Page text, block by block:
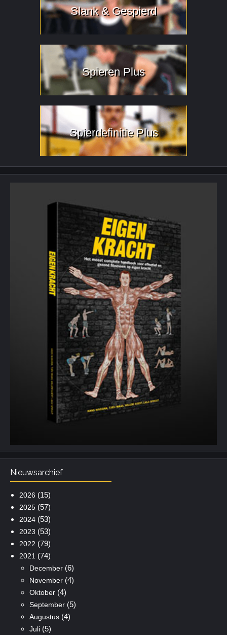
Slank & Gespierd
Spieren Plus
Spierdefinitie Plus
Nieuwsarchief
2026 (15)
2025(57)
2024(53)
2023 (53)
2022 (79)
2021 (74)
December(6)
November(4)
Oktober(4)
September(5)
Augustus(4)
Juli(5)